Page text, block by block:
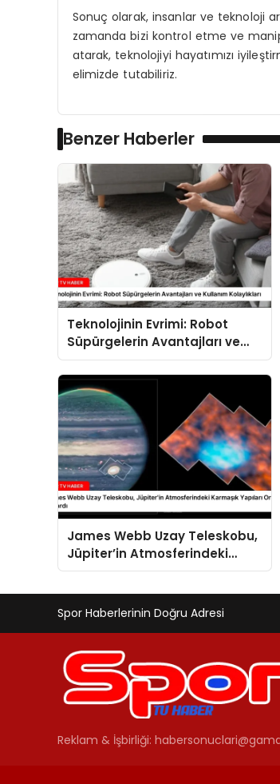
Sonuç olarak, insanlar ve teknoloji
zamanda bizi kontrol etme ve
atarak, teknolojiyi hayatımızı
elimizde tutabiliriz.
Benzer Haberler
Teknolojinin Evrimi: Robot
Süpürgelerin Avantajları ve
Kullanım Kolaylıkları
James Webb Uzay Teleskobu,
Jüpiter’in Atmosferindeki
Karmaşık Yapıları Ortaya
Spor Haberlerinin Doğru Adresi
Reklam & İşbirliği: